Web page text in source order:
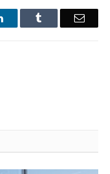
LinkedIn Email